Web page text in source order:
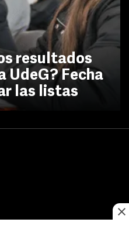
resultados
UdeG? Fecha
las listas